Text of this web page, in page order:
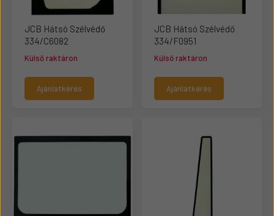
JCB Hátsó Szélvédő
334/C6082
Külső raktáron
Ajánlatkérés
JCB Hátsó Szélvédő
334/F0951
Külső raktáron
Ajánlatkérés